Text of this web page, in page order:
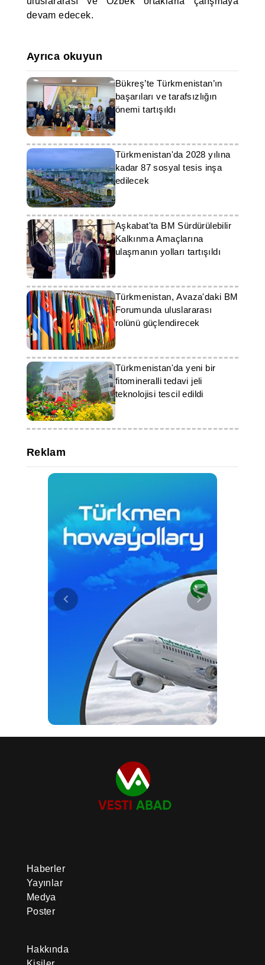
devam edecek.
Ayrıca okuyun
Bükreş’te Türkmenistan’ın
başarıları ve tarafsızlığın
önemi tartışıldı
Türkmenistan'da 2028 yılına
kadar 87 sosyal tesis inşa
edilecek
Aşkabat'ta BM Sürdürülebilir
Kalkınma Amaçlarına
ulaşmanın yolları tartışıldı
Türkmenistan, Avaza'daki BM
Forumunda uluslararası
rolünü güçlendirecek
Türkmenistan'da yeni bir
fitomineralli tedavi jeli
teknolojisi tescil edildi
Reklam
Haberler
Yayınlar
Medya
Poster
Hakkında